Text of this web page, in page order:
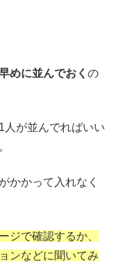
めに並んでおく の
人が並んでればいい
かかって入れなく
ジで確認するか、
ンなどに聞いてみ